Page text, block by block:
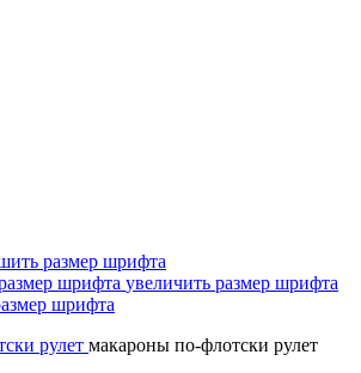
размер шрифта
увеличить размер шрифта
макароны по-флотски рулет